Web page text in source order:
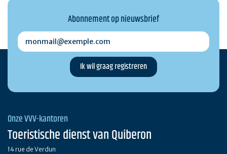
Abonnement op nieuwsbrief
monmail@exemple.com
Onze VVV-kantoren
Toeristische dienst van Quiberon
14 rue de Verdun